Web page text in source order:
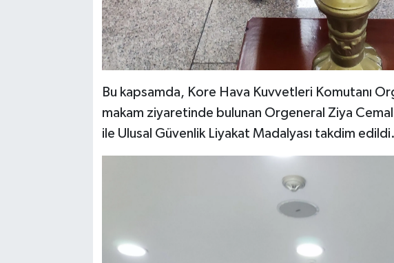
Bu kapsamda, Kore Hava Kuvvetleri Komutanı
makam ziyaretinde bulunan Orgeneral Ziya
ile Ulusal Güvenlik Liyakat Madalyası takdim edildi.